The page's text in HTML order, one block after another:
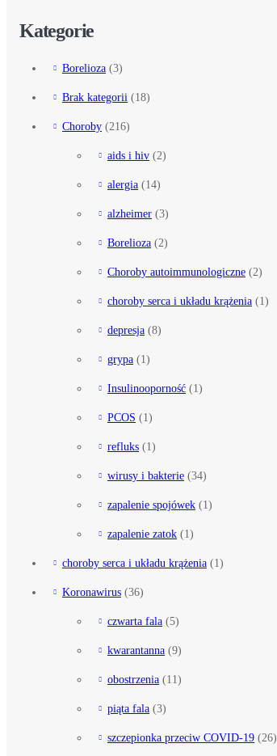
Kategorie
Borelioza (3)
Brak kategorii (18)
Choroby (216)
aids i hiv (2)
alergia (14)
alzheimer (3)
Borelioza (2)
Choroby autoimmunologiczne (2)
choroby serca i układu krążenia (1)
depresja (8)
grypa (1)
Insulinooporność (1)
PCOS (1)
refluks (1)
wirusy i bakterie (34)
zapalenie spojówek (1)
zapalenie zatok (1)
choroby serca i układu krążenia (1)
Koronawirus (36)
czwarta fala (5)
kwarantanna (9)
obostrzenia (11)
piąta fala (3)
szczepionka przeciw COVID-19 (26)